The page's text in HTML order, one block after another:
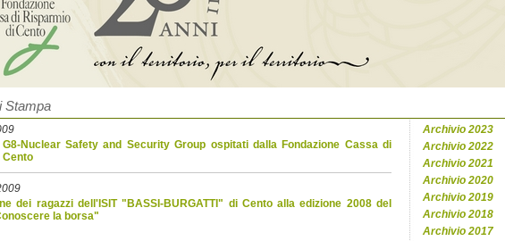
Stampa
G8-Nuclear Safety and Security Group ospitati dalla Fondazione Cassa di
Cento
dei ragazzi dell'ISIT "BASSI-BURGATTI" di Cento alla edizione 2008 del
la borsa"
Archivio 2023
Archivio 2022
Archivio 2021
Archivio 2020
Archivio 2019
Archivio 2018
Archivio 2017